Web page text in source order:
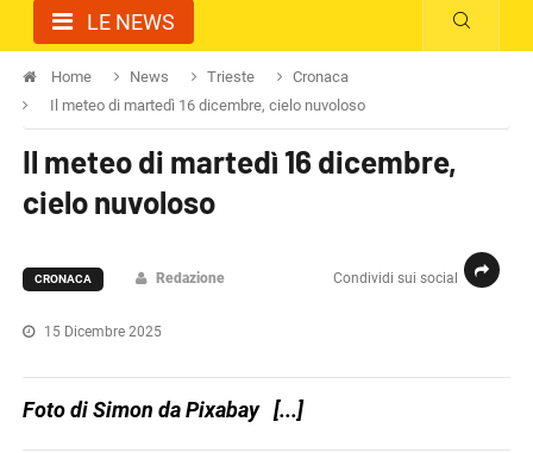
LE NEWS
Home News Trieste
Cronaca
Il meteo di martedì 16 dicembre, cielo nuvoloso
Il meteo di martedì 16 dicembre,
cielo nuvoloso
Condividi sui social
CRONACA Redazione
15 Dicembre 2025
Foto di Simon da Pixabay [...]